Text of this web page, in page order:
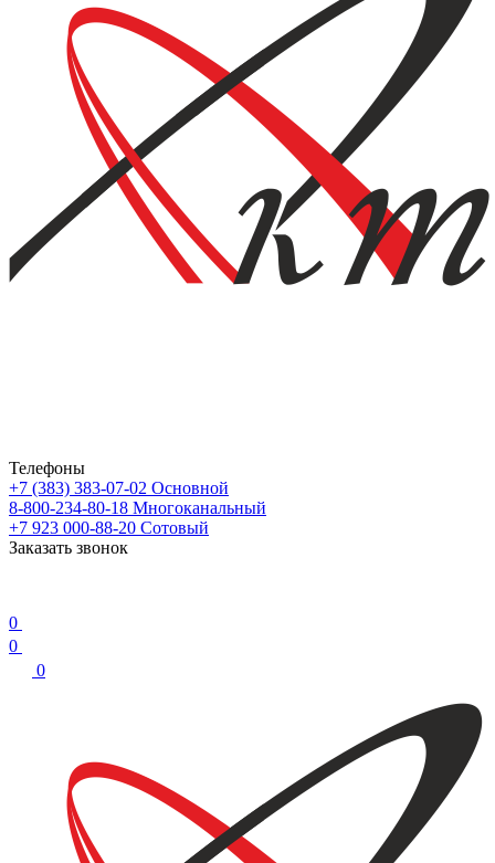
Телефоны
+7 (383) 383-07-02 Основной
8-800-234-80-18 Многоканальный
+7 923 000-88-20 Сотовый
Заказать звонок
0
0
0